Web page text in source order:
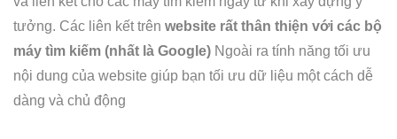
tưởng. Các liên kết trên website rất thân thiện với các bộ
máy tìm kiếm (nhất là Google) Ngoài ra tính năng tối ưu
nội dung của website giúp bạn tối ưu dữ liệu một cách dễ
dàng và chủ động